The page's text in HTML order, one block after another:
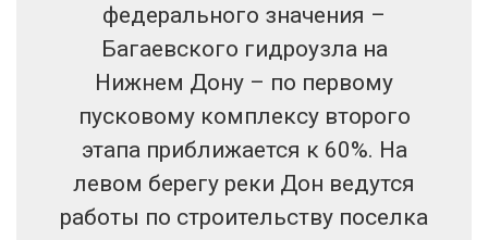
федерального значения –
Багаевского гидроузла на
Нижнем Дону – по первому
пусковому комплексу второго
этапа приближается к 60%. На
левом берегу реки Дон ведутся
работы по строительству поселка